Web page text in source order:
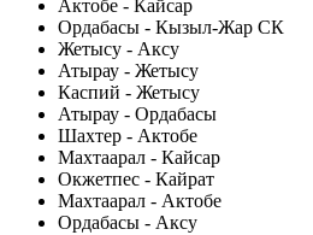
Актобе - Кайсар
Ордабасы - Кызыл-Жар СК
Жетысу - Аксу
Атырау - Жетысу
Каспий - Жетысу
Атырау - Ордабасы
Шахтер - Актобе
Махтаарал - Кайсар
Окжетпес - Кайрат
Махтаарал - Актобе
Ордабасы - Аксу